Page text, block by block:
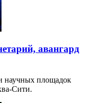
авангард
научных площадок
Сити.